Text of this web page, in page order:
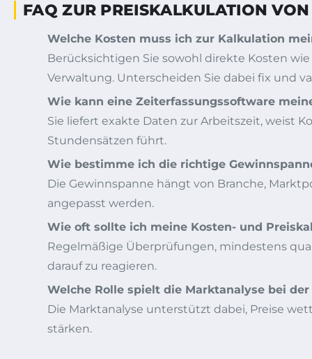
FAQ ZUR PREISKALKULATION
Welche Kosten muss ich zur Kalkulation
Berücksichtigen Sie sowohl direkte Kosten
Verwaltung. Unterscheiden Sie dabei fix und
Wie kann eine Zeiterfassungssoftware
Sie liefert exakte Daten zur Arbeitszeit, weist
Stundensätzen führt.
Wie bestimme ich die richtige
Die Gewinnspanne hängt von Branche,
angepasst werden.
Wie oft sollte ich meine Kosten- und
Regelmäßige Überprüfungen, mindestens
darauf zu reagieren.
Welche Rolle spielt die Marktanalyse bei
Die Marktanalyse unterstützt dabei, Preise
stärken.